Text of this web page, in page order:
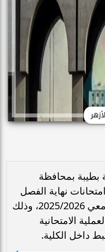
بطيبة بمحافظة
نهاية الفصل
الدراسي الثاني للعام الجامعي 2025/2026، وذلك
الامتحانية
داخل الكلية.